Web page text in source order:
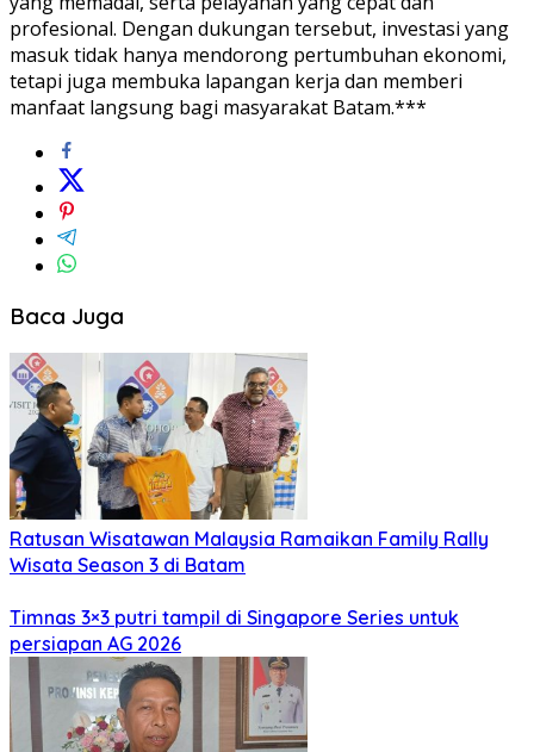
profesional. Dengan dukungan tersebut, investasi yang
masuk tidak hanya mendorong pertumbuhan ekonomi,
tetapi juga membuka lapangan kerja dan memberi
manfaat langsung bagi masyarakat Batam.***
Baca Juga
Ratusan Wisatawan Malaysia Ramaikan Family Rally
Wisata Season 3 di Batam
Timnas 3×3 putri tampil di Singapore Series untuk
persiapan AG 2026